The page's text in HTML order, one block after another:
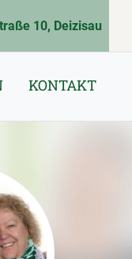
10, Deizisau
KONTAKT